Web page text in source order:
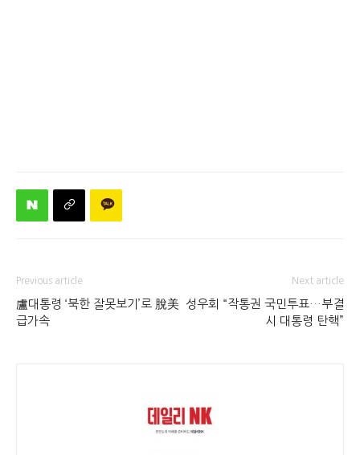
Previous article
盧대통령 ‘북한 잘못보기’로 脫美
급가속
Next article
성우회 “작통권 국민투표…부결
시 대통령 탄핵”